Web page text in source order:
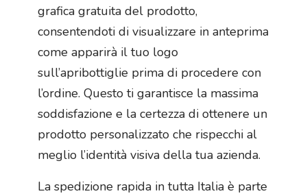
grafica gratuita del prodotto,
consentendoti di visualizzare in anteprima
come apparirà il tuo logo
sull’apribottiglie prima di procedere con
l’ordine. Questo ti garantisce la massima
soddisfazione e la certezza di ottenere un
prodotto personalizzato che rispecchi al
meglio l’identità visiva della tua azienda.
La spedizione rapida in tutta Italia è parte